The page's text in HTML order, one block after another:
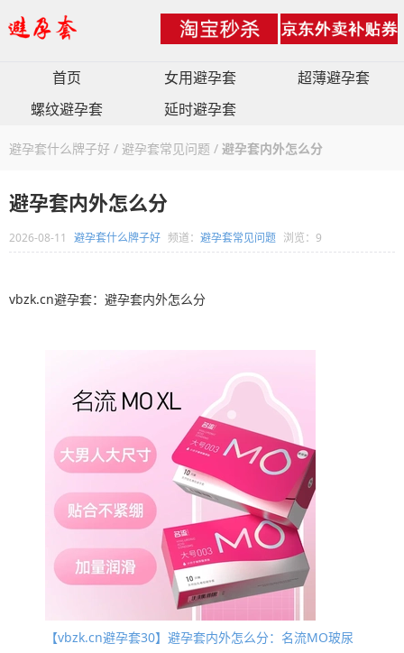
首页 女用避孕套
超薄避孕套
螺纹避孕套
延时避孕套
避孕套什么牌子好 / 避孕套常见问题 / 避孕套内外怎么分
避孕套内外怎么分
2026-08-11 避孕套什么牌子好 频道： 避孕套常见问题 浏览：9
vbzk.cn避孕套：避孕套内外怎么分
【vbzk.cn避孕套30】避孕套内外怎么分：名流MO玻尿